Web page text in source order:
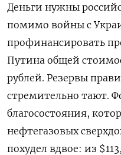
Деньги нужны
помимо войны с
профинансировать
Путина общей
рублей. Резервы
стремительно тают.
благосостояния,
нефтегазовых
похудел вдвое: из